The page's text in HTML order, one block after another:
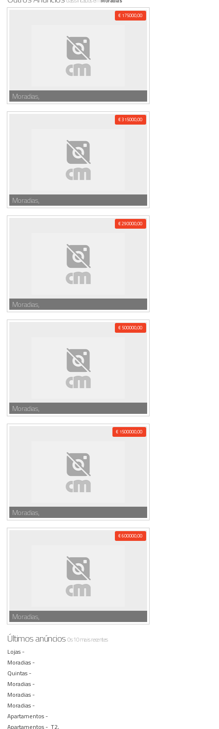
€ 175000,00
Moradias,
€ 315000,00
Moradias,
€ 290000,00
Moradias,
€ 500000,00
Moradias,
€ 1500000,00
Moradias,
€ 600000,00
Moradias,
Últimos anúnciosOs 10 mais recentes
Lojas -
Moradias -
Quintas -
Moradias -
Moradias -
Moradias -
Apartamentos -
Apartamentos - T2,